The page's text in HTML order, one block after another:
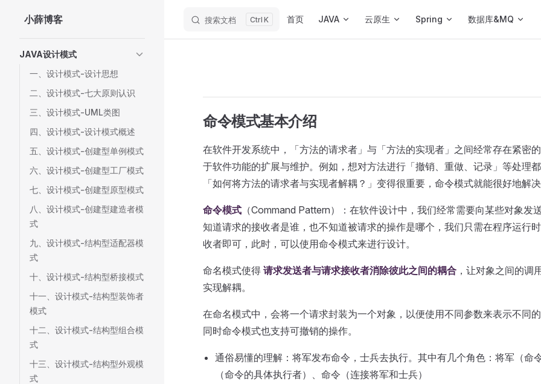
Skip to content
小薛博客 搜索文档 K 首页 JAVA 云原生 Spring 数据库&MQ
JAVA设计模式
一、设计模式-设计思想
二、设计模式-七大原则认识
三、设计模式-UML类图
四、设计模式-设计模式概述
五、设计模式-创建型单例模式
六、设计模式-创建型工厂模式
七、设计模式-创建型原型模式
八、设计模式-创建型建造者模
式
九、设计模式-结构型适配器模
式
十、设计模式-结构型桥接模式
十一、设计模式-结构型装饰者
模式
十二、设计模式-结构型组合模
式
十三、设计模式-结构型外观模
式
命令模式基本介绍
在软件开发系统中，「方法的请求者」与「方法的实现者」之间经常存在紧密
于软件功能的扩展与维护。例如，想对方法进行「撤销、重做、记录」等处理
「如何将方法的请求者与实现者解耦？」变得很重要，命令模式就能很好地解
命令模式 （Command Pattern）：在软件设计中，我们经常需要向某些对象发
知道请求的接收者是谁，也不知道被请求的操作是哪个，我们只需在程序运行
收者即可，此时，可以使用命令模式来进行设计。
命名模式使得 请求发送者与请求接收者消除彼此之间的耦合 ，让对象之间的调
实现解耦。
在命名模式中，会将一个请求封装为一个对象，以便使用不同参数来表示不同
同时命令模式也支持可撤销的操作。
通俗易懂的理解：将军发布命令，士兵去执行。其中有几个角色：将军（命
（命令的具体执行者）、命令（连接将军和士兵）